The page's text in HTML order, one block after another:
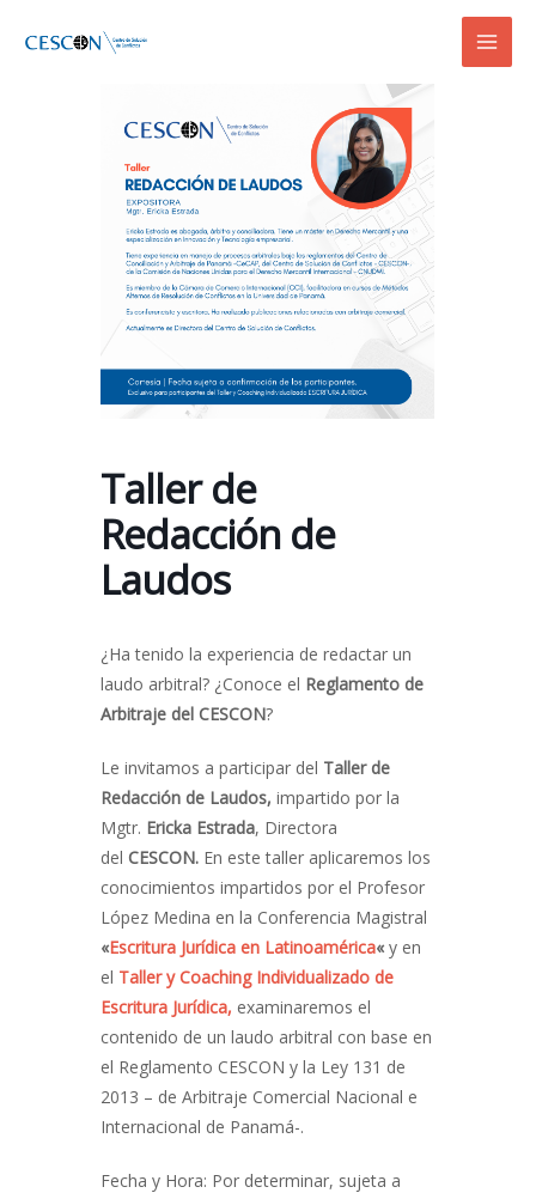
Taller de
Redacción de
Laudos
¿Ha tenido la experiencia de redactar un
laudo arbitral? ¿Conoce el Reglamento de
Arbitraje del CESCON?
Le invitamos a participar del Taller de
Redacción de Laudos, impartido por la
Mgtr. Ericka Estrada, Directora
del CESCON. En este taller aplicaremos los
conocimientos impartidos por el Profesor
López Medina en la Conferencia Magistral
«Escritura Jurídica en Latinoamérica« y en
el Taller y Coaching Individualizado de
Escritura Jurídica, examinaremos el
contenido de un laudo arbitral con base en
el Reglamento CESCON y la Ley 131 de
2013 – de Arbitraje Comercial Nacional e
Internacional de Panamá-.
Fecha y Hora: Por determinar, sujeta a